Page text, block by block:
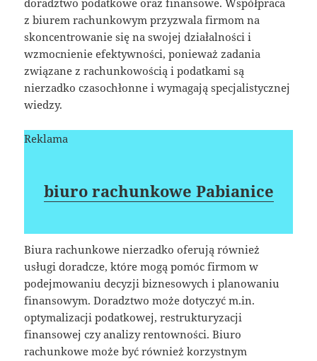
z biurem rachunkowym przyzwala firmom na
skoncentrowanie się na swojej działalności i
wzmocnienie efektywności, ponieważ zadania
związane z rachunkowością i podatkami są
nierzadko czasochłonne i wymagają specjalistycznej
wiedzy.
Reklama
biuro rachunkowe Pabianice
Biura rachunkowe nierzadko oferują również
usługi doradcze, które mogą pomóc firmom w
podejmowaniu decyzji biznesowych i planowaniu
finansowym. Doradztwo może dotyczyć m.in.
optymalizacji podatkowej, restrukturyzacji
finansowej czy analizy rentowności. Biuro
rachunkowe może być również korzystnym